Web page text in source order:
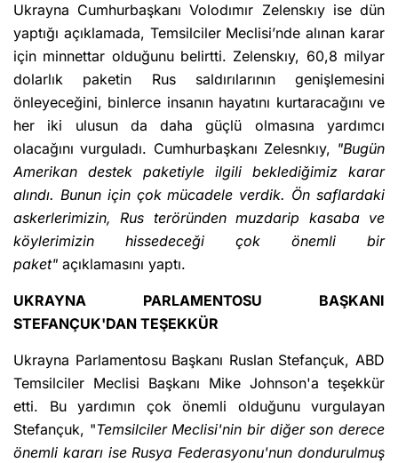
Ukrayna Cumhurbaşkanı Volodımır Zelenskıy ise dün
yaptığı açıklamada, Temsilciler Meclisi’nde alınan karar
için minnettar olduğunu belirtti. Zelenskıy, 60,8 milyar
dolarlık paketin Rus saldırılarının genişlemesini
önleyeceğini, binlerce insanın hayatını kurtaracağını ve
her iki ulusun da daha güçlü olmasına yardımcı
olacağını vurguladı. Cumhurbaşkanı Zelesnkıy, "Bugün
Amerikan destek paketiyle ilgili beklediğimiz karar
alındı. Bunun için çok mücadele verdik. Ön saflardaki
askerlerimizin, Rus teröründen muzdarip kasaba ve
köylerimizin hissedeceği çok önemli bir
paket" açıklamasını yaptı.
UKRAYNA PARLAMENTOSU BAŞKANI
STEFANÇUK'DAN TEŞEKKÜR
Ukrayna Parlamentosu Başkanı Ruslan Stefançuk, ABD
Temsilciler Meclisi Başkanı Mike Johnson'a teşekkür
etti. Bu yardımın çok önemli olduğunu vurgulayan
Stefançuk, "Temsilciler Meclisi'nin bir diğer son derece
önemli kararı ise Rusya Federasyonu'nun dondurulmuş